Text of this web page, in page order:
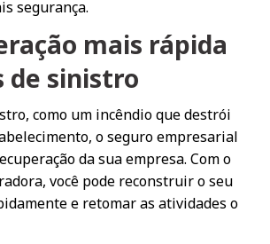
segurança.
mais rápida
de sinistro
como um incêndio que destrói
o seguro empresarial
da sua empresa. Com o
você pode reconstruir o seu
e retomar as atividades o